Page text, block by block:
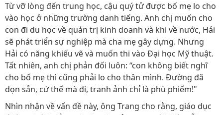
Từ vỡ lòng đến trung học, cậu quý tử được bố mẹ lo cho
vào học ở những trường danh tiếng. Anh chị muốn cho
con đi du học về quản trị kinh doanh và khi về nước, Hải
sẽ phát triển sự nghiệp mà cha mẹ gây dựng. Nhưng
Hải có năng khiếu vẽ và muốn thi vào Đại học Mỹ thuật.
Tất nhiên, anh chị phản đối luôn: “con không biết nghĩ
cho bố mẹ thì cũng phải lo cho thân mình. Đường đã
dọn sẵn, cứ thế mà đi, tranh ảnh chỉ là phù phiếm!"
Nhìn nhận về vấn đề này, ông Trang cho rằng, giáo dục